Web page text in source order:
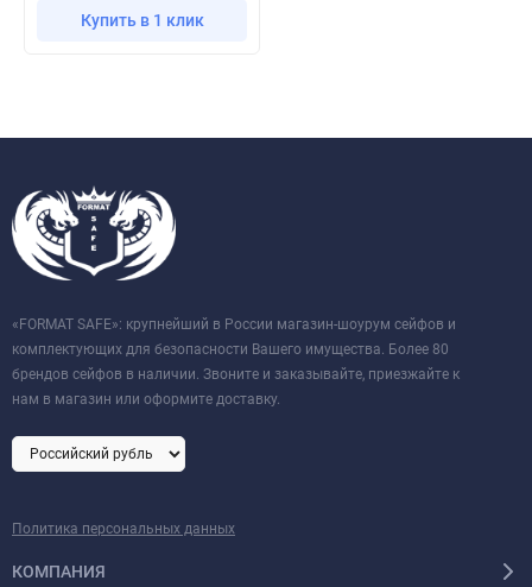
Купить в 1 клик
«FORMAT SAFE»: крупнейший в России магазин-шоурум сейфов и
комплектующих для безопасности Вашего имущества. Более 80
брендов сейфов в наличии. Звоните и заказывайте, приезжайте к
нам в магазин или оформите доставку.
Политика персональных данных
КОМПАНИЯ